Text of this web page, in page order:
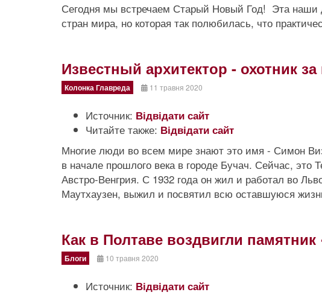
Сегодня мы встречаем Старый Новый Год! Эта наши
стран мира, но которая так полюбилась, что
Известный архитектор - охотник
Колонка Главреда 11 травня 2020
Источник: Відвідати сайт
Читайте также: Відвідати сайт
Многие люди во всем мире знают это имя - Симон
в начале прошлого века в городе Бучач. Сейчас, это
Австро-Венгрия. С 1932 года он жил и работал во
Маутхаузен, выжил и посвятил всю оставшуюся
Как в Полтаве воздвигли
Блоги 10 травня 2020
Источник: Відвідати сайт